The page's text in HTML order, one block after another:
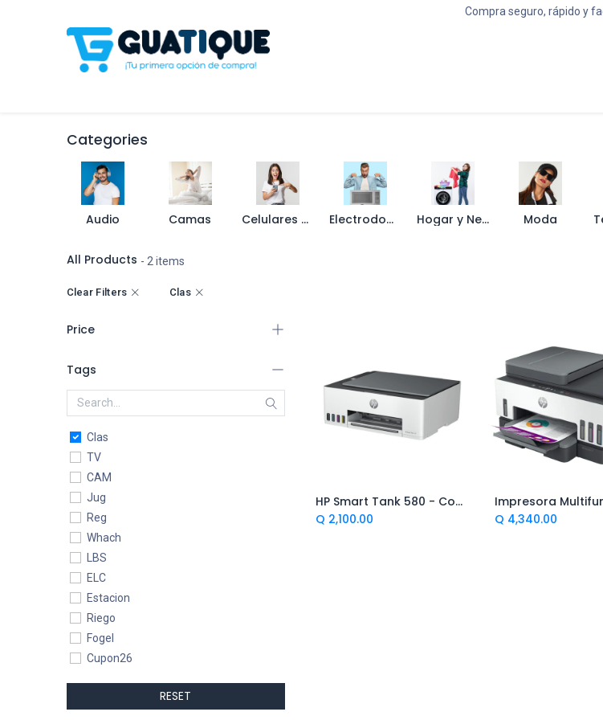
Compra seguro, rápido y
Categories
Audio Camas Celulares y Accesorios Electrodomésticos Hogar y Negocio Moda
All Products - 2 items
Clear Filters Clas
Price
Tags
Clas
TV
CAM
Jug
Reg
Whach
LBS
ELC
Estacion
Riego
Fogel
Cupon26
RESET
Agregar al Carrito HP Smart Tank 580 - Copier / Printer / Scanner - Ink-jet
Q 2,100.00
Agregar al
Q 4,340.00